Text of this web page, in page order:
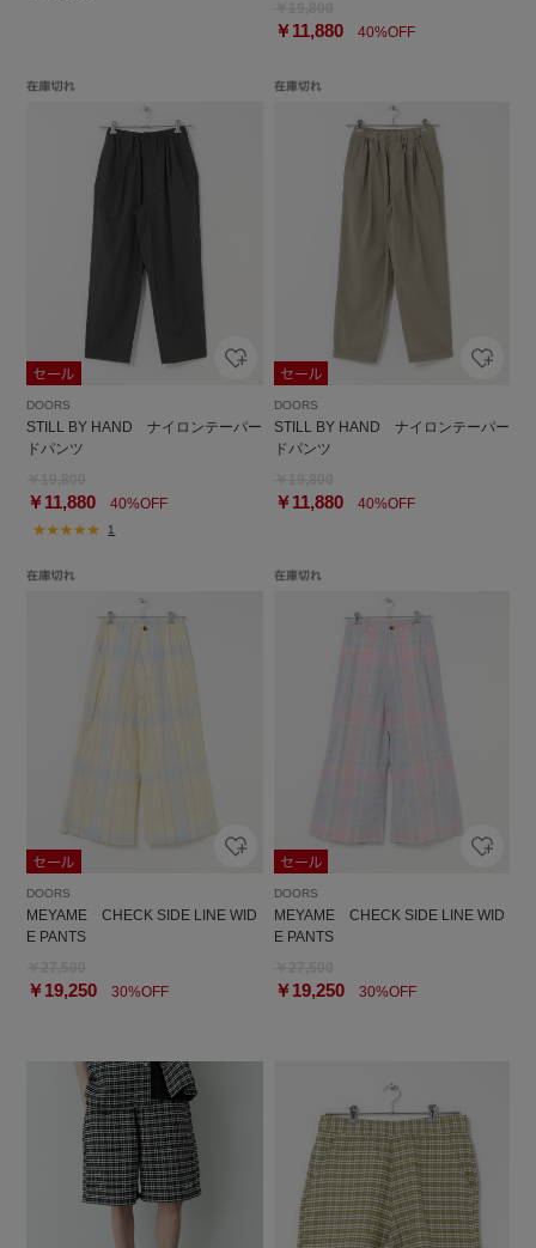
￥11,88040%OFF
DOORS
STILL BY HAND ナイロンテーパー
ドパンツ
￥11,880 40%OFF
1
DOORS
STILL BY HAND ナイロンテーパー
ドパンツ
￥11,88040%OFF
DOORS
MEYAME CHECK SIDE LINE WID
E PANTS
￥19,250 30%OFF
DOORS
MEYAME CHECK SIDE LINE WID
E PANTS
￥19,25030%OFF